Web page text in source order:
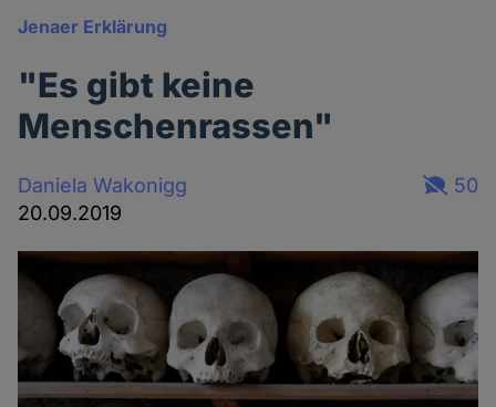
Jenaer Erklärung
"Es gibt keine
Menschenrassen"
Daniela Wakonigg
20.09.2019
50